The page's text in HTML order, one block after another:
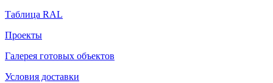
Таблица RAL
Проекты
Галерея готовых объектов
Условия доставки